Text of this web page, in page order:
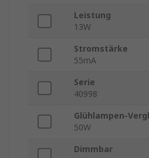
Leistung
13W
Stromstärke
55mA
Serie
40998
Glühlampen-
50W
Dimmbar